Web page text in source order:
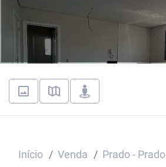
Início Venda Prado - Prado